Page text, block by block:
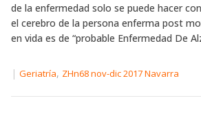
de la enfermedad solo se puede hacer
el cerebro de la persona enferma post
en vida es de “probable Enfermedad De
| Geriatría, ZHn68 nov-dic 2017 Navarra